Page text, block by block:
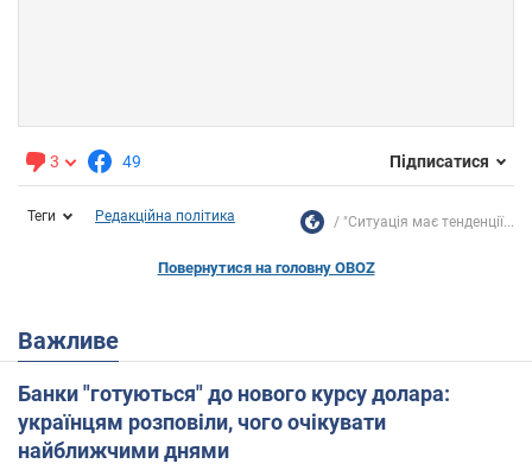
3 49 Підписатися
Теги Редакційна політика "Ситуація має тенденції...
Повернутися на головну OBOZ
Важливе
Банки "готуються" до нового курсу долара:
українцям розповіли, чого очікувати
найближчими днями